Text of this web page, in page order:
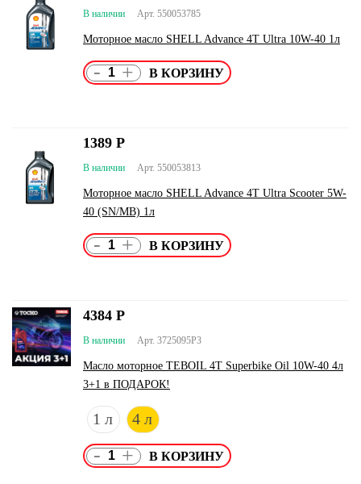
Арт. 550053785
В наличии
Моторное масло SHELL Advance 4T Ultra 10W-40 1л
- +
Арт. 550053813
В наличии
Моторное масло SHELL Advance 4T Ultra Scooter 5W-
40 (SN/MB) 1л
1389 Р
- +
Арт. 3725095P3
В наличии
Масло моторное TEBOIL 4T Superbike Oil 10W-40 4л
3+1 в ПОДАРОК!
1 л 4 л
4384 Р
- +